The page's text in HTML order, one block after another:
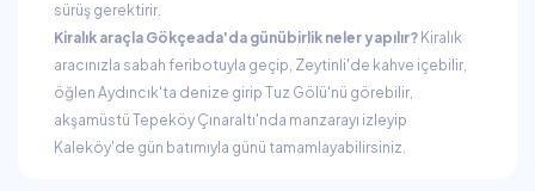
sürüş gerektirir.
Kiralık araçla Gökçeada'da günübirlik neler yapılır? Kiralık
aracınızla sabah feribotuyla geçip, Zeytinli'de kahve içebilir,
öğlen Aydıncık'ta denize girip Tuz Gölü'nü görebilir,
akşamüstü Tepeköy Çınaraltı'nda manzarayı izleyip
Kaleköy'de gün batımıyla günü tamamlayabilirsiniz.